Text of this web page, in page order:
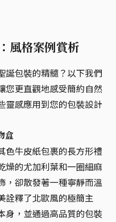
風格案例賞析
誕包裝的精髓？以下我們
您更直觀地感受簡約自然
靈感應用到您的包裝設計
盒
色牛皮紙包裹的長方形禮
燥的尤加利葉和一圈細麻
，卻散發著一種寧靜而溫
詮釋了北歐風的極簡主
身，並通過高品質的包裝